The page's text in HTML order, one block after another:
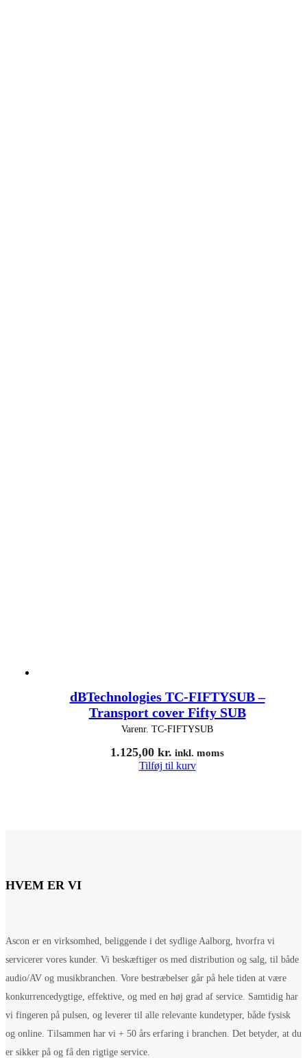
dBTechnologies TC-FIFTYSUB –
Transport cover Fifty SUB
Varenr. TC-FIFTYSUB
1.125,00 kr. inkl. moms
Tilføj til kurv
HVEM ER VI
Ascon er en virksomhed, beliggende i det sydlige Aalborg, hvorfra vi
servicerer vores kunder. Vi beskæftiger os med distribution og salg, til både
audio/AV og musikbranchen. Vore bestræbelser går på hele tiden at være
konkurrencedygtige, effektive, og med en høj grad af service. Samtidig har
vi fingeren på pulsen, og leverer til alle relevante kundetyper, både fysisk
og online. Tilsammen har vi + 50 års erfaring i branchen. Det betyder, at du
er sikker på og få den rigtige service.